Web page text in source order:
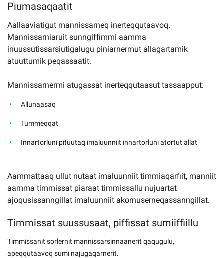
Piumasaqaatit
Aallaaviatigut mannissarneq inerteqqutaavoq.
Mannissarniaruit sunngiffimmi aamma
inuussutissarsiutigalugu piniarnermut allagartamik
atuuttumik peqassaatit.
Mannissarnermi atugassat inerteqqutaasut tassaapput:
Allunaasaq
Tummeqqat
Innartorluni pituutaq imaluunniit innartorluni atortut allat
Aammattaaq ullut nutaat imaluunniit timmiaqarfiit, manniit
aamma timmissat piaraat timmissallu nujuartat
ajoqusissanngillat imaluunniit akornuserneqassanngillat.
Timmissat suussusaat, piffissat sumiiffiillu
Timmissanit sorlernit mannissarsinnaanerit qaqugulu,
apeqqutaavoq sumi najugaqarnerit.